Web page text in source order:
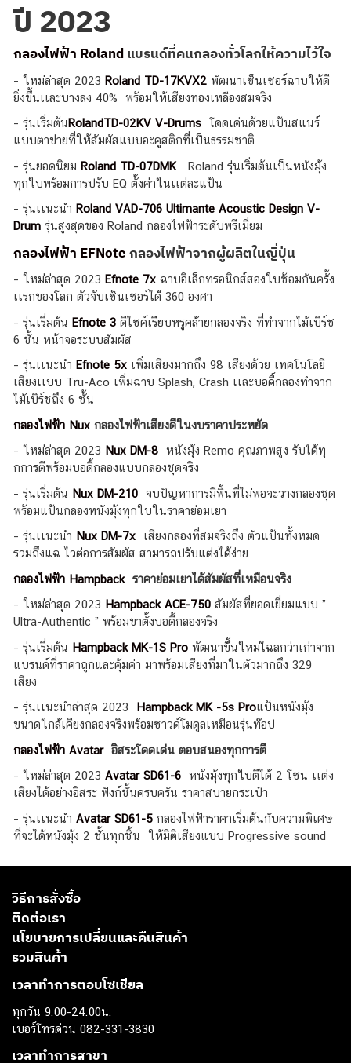
ปี 2023
กลองไฟฟ้า Roland แบรนด์ที่คนกลองทั่วโลกให้ความไว้ใจ
– ใหม่ล่าสุด 2023 Roland TD-17KVX2 พัฒนาเซ็นเซอรฺ์ฉาบให้ดี
ยิ่งขึ้นเเละบางลง 40% พร้อมให้เสียงทองเหลืองสมจริง
– รุ่นเริ่มต้นRolandTD-02KV V-Drums โดดเด่นด้วยแป้นสแนร์
แบบตาข่ายที่ให้สัมผัสแบบอะคูสติกที่เป็นธรรมชาติ
– รุ่นยอดนิยม Roland TD-07DMK
Roland รุ่นเริ่มต้นเป็นหนังมุ้ง
ทุกใบพร้อมการปรับ EQ ตั้งค่าในเเต่ละแป้น
– รุ่นเเนะนำ Roland VAD-706 Ultimante Acoustic Design V-
Drum รุ่นสูงสุดของ Roland กลองไฟฟ้าระดับพรีเมี่ยม
กลองไฟฟ้า EFNote กลองไฟฟ้าจากผู้ผลิตในญี่ปุ่น
– ใหม่ล่าสุด 2023 Efnote 7x ฉาบอิเล็กทรอนิกส์สองใบซ้อมกันครั้ง
เเรกของโลก ตัวจับเซ็นเซอร์ได้่ 360 องศา
– รุ่นเริ่มต้น Efnote 3 ดีไซค์เรียบหรูคล้ายกลองจริง ที่ทำจากไม้เบิร์ช
6 ชั้น หน้าจอระบบสัมผัส
– รุ่นเเนะนำ Efnote 5x เพิ่มเสียงมากถึง 98 เสียงด้วย เทคโนโลยี
เสียงเเบบ Tru-Aco เพิ่มฉาบ Splash, Crash เเละบอดี์กลองทำจาก
ไม้เบิร์ชถึง 6 ชั้น
กลองไฟฟ้า Nux กลองไฟฟ้าเสียงดีในงบราคาประหยัด
– ใหม่ล่าสุด 2023 Nux DM-8 หนังมุ้ง Remo คุณภาพสูง รับได้ทุุ
กการตีพร้อมบอดี้กลองแบบกลองชุดจริง
– รุ่นเริ่มต้น Nux DM-210 จบปัญหาการมีพื้นที่ไม่พอจะวางกลองชุด
พร้อมแป้นกลองหนังมุ้งทุกใบในราคาย่อมเยา
– รุ่นเเนะนำ Nux DM-7x
เสียงกลองที่สมจริงถึง ตัวแป้นทั้งหมด
รวมถึงแฉ ไวต่อการสัมผัส สามารถปรับแต่งได้ง่าย
กลองไฟฟ้า Hampback ราคาย่อมเยาได้สัมผัสที่เหมือนจริง
– ใหม่ล่าสุด 2023 Hampback ACE-750 สัมผัสที่ยอดเยี่ยมแบบ ”
Ultra-Authentic ” พร้อมขาตั้งบอดี้กลองจริง
– รุ่นเริ่มต้น HampbackMK-1S Pro พัฒนาขึ้้นใหม่ไฉลกว่าเก่าจาก
แบรนด์ที่ราคาถูกและคุ้มค่า มาพร้อมเสียงที่มาในตัวมากถึง 329
เสียง
– รุ่นเเนะนำล่าสุด 2023 Hampback MK -5s Proแป้นหนังมุ้ง
ขนาดใกล้เคียงกลองจริงพร้อมซาวด์โมดูลเหมือนรุ่นท๊อป
กลองไฟฟ้า Avatar อิสระโดดเด่น ตอบสนองทุกการตี
– ใหม่ล่าสุด 2023 Avatar SD61-6 หนังมุ้งทุกใบตีได้ 2 โซน เเต่ง
เสียงได้อย่างอิสระ ฟังก์ชั้นครบครัน ราคาสบายกระเป๋า
– รุ่นเเนะนำ Avatar SD61-5 กลองไฟฟ้าราคาเริ่มต้นกับความพิเศษ
ที่จะได้หนังมุ้ง 2 ชั้นทุกชิ้น ให้มิติเสียงแบบ Progressive sound
วิธีการสั่งซื้อ
ติดต่อเรา
นโยบายการเปลี่ยนและคืนสินค้า
รวมสินค้า
เวลาทำการตอบโซเชียล
ทุกวัน 9.00-24.00น.
เบอร์โทรด่วน 082-331-3830
เวลาทำการสาขา